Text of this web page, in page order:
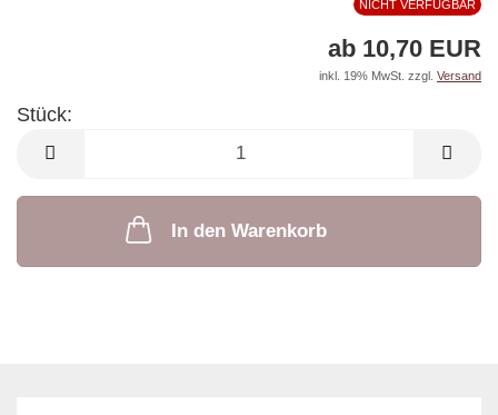
NICHT VERFÜGBAR
ab 10,70 EUR
inkl. 19% MwSt. zzgl. Versand
Stück:
Stück
In den Warenkorb